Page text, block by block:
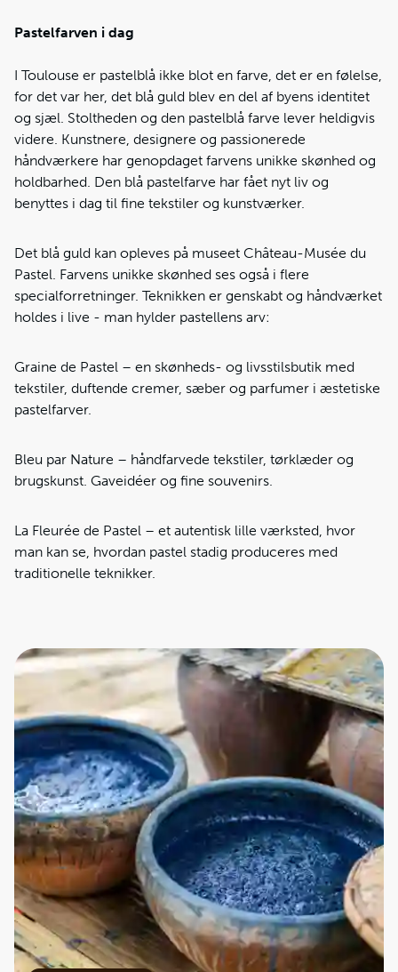
Pastelfarven i dag
I Toulouse er pastelblå ikke blot en farve, det er en følelse,
for det var her, det blå guld blev en del af byens identitet
og sjæl. Stoltheden og den pastelblå farve lever heldigvis
videre. Kunstnere, designere og passionerede
håndværkere har genopdaget farvens unikke skønhed og
holdbarhed. Den blå pastelfarve har fået nyt liv og
benyttes i dag til fine tekstiler og kunstværker.
Det blå guld kan opleves på museet Château-Musée du
Pastel. Farvens unikke skønhed ses også i flere
specialforretninger. Teknikken er genskabt og håndværket
holdes i live - man hylder pastellens arv:
Graine de Pastel – en skønheds- og livsstilsbutik med
tekstiler, duftende cremer, sæber og parfumer i æstetiske
pastelfarver.
Bleu par Nature – håndfarvede tekstiler, tørklæder og
brugskunst. Gaveidéer og fine souvenirs.
La Fleurée de Pastel – et autentisk lille værksted, hvor
man kan se, hvordan pastel stadig produceres med
traditionelle teknikker.